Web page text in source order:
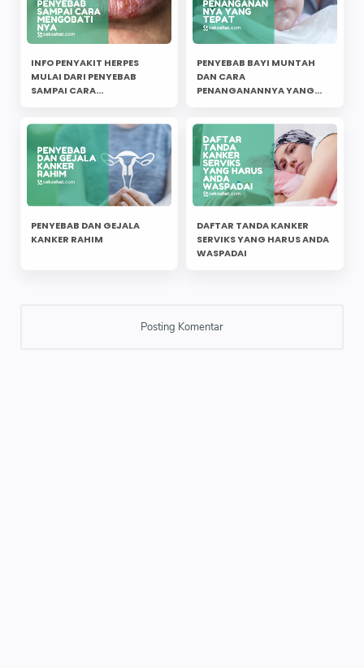
INFO PENYAKIT HERPES
MULAI DARI PENYEBAB
SAMPAI CARA
PENYEBAB BAYI MUNTAH
DAN CARA
PENANGANANNYA YANG
PENYEBAB DAN GEJALA
KANKER RAHIM
DAFTAR TANDA KANKER
SERVIKS YANG HARUS ANDA
WASPADAI